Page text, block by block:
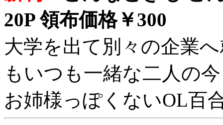
20P 領布価格￥300
大学を出て別々の企業
もいつも一緒な二人の
お姉様っぽくないOL百